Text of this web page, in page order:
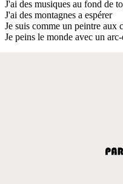
J'ai des musiques au fond de
J'ai des montagnes a espérer
Je suis comme un peintre aux
Je peins le monde avec un